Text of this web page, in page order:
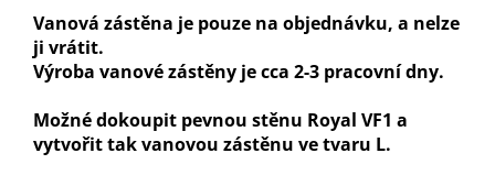
Vanová zástěna je pouze na objednávku, a nelze
ji vrátit.
Výroba vanové zástěny je cca 2-3 pracovní dny.
Možné dokoupit pevnou stěnu Royal VF1 a
vytvořit tak vanovou zástěnu ve tvaru L.